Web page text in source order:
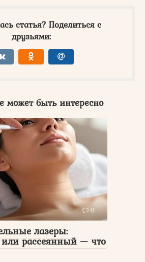
статья? Поделиться с
друзьями:
может быть интересно
0
лазеры:
рассеянный — что